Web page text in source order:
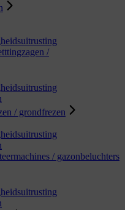
/
/ grondfrezen
/ gazonbeluchters